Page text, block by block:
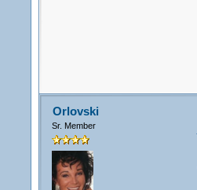
Orlovski
Sr. Member